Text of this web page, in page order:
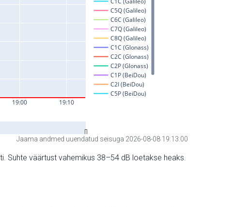
Jaama andmed uuendatud seisuga 2026-08-08 19:13:00
Suhte väärtust vahemikus 38–54 dB loetakse heaks.